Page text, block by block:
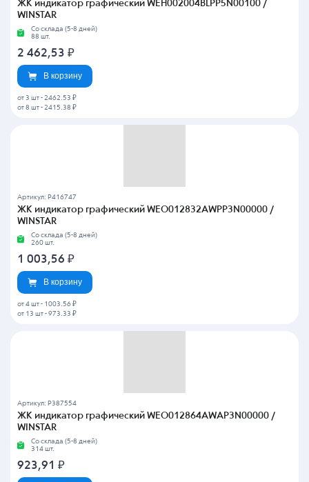
ЖК индикатор графический WEH002004BLPP5N00100 /
WINSTAR
Со склада (5-8 дней)
88 шт.
2 462,53 ₽
В корзину
от 3 шт - 2462.53 ₽
от 8 шт - 2415.38 ₽
Артикул: P416747
ЖК индикатор графический WEO012832AWPP3N00000 /
WINSTAR
Со склада (5-8 дней)
260 шт.
1 003,56 ₽
В корзину
от 4 шт - 1003.56 ₽
от 13 шт - 973.33 ₽
Артикул: P387554
ЖК индикатор графический WEO012864AWAP3N00000 /
WINSTAR
Со склада (5-8 дней)
314 шт.
923,91 ₽